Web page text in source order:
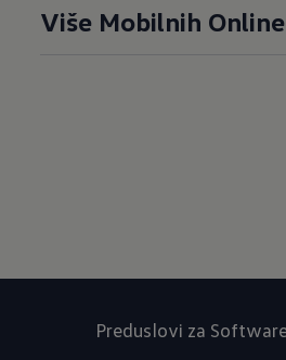
Više Mobilnih
Preduslovi za